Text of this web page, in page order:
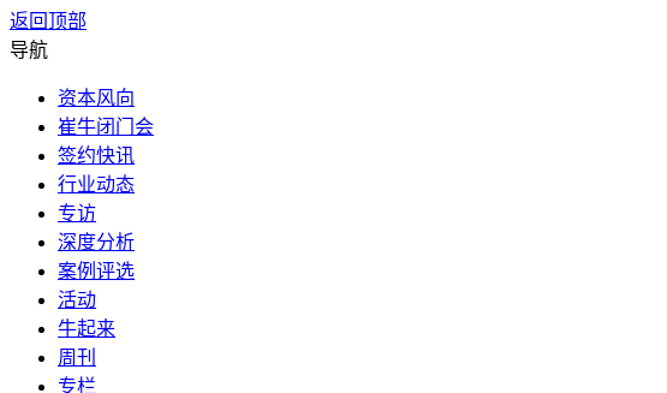
返回顶部
导航
资本风向
崔牛闭门会
签约快讯
行业动态
专访
深度分析
案例评选
活动
牛起来
周刊
专栏